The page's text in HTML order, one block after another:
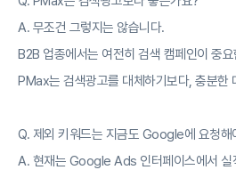
A. 무조건 그렇지는 않습니다.
B2B 업종에서는 여전히 검색 캠페인이 중
PMax는 검색광고를 대체하기보다, 충분한
Q. 제외 키워드는 지금도 Google에 요청해
A. 현재는 Google Ads 인터페이스에서 실